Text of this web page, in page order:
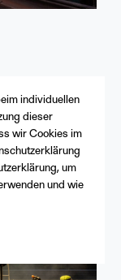
individuellen
dieser
wir Cookies im
um
und wie